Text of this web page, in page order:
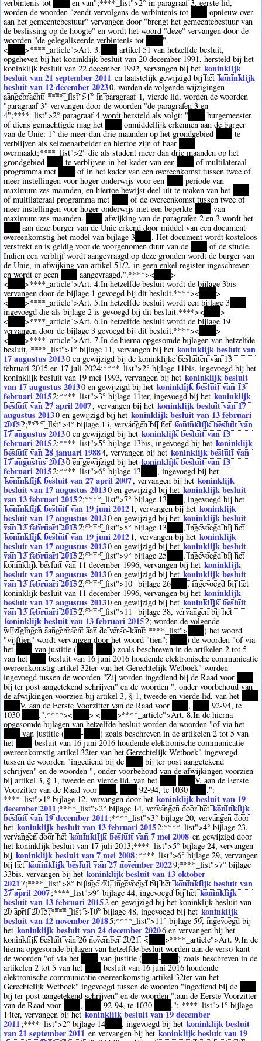
verbintenis tot
en van";**** _list">2° in paragraaf 3, eerste lid,
worden de woorden "zendt vervolgens de verbintenis tot
opnieuw over
aan het gemeentebestuur" vervangen door "brengt het gemeentebestuur van
de beslissing op de hoogte" en wordt het woord "deze" vervangen door de
woorden "de gelegaliseerde verbintenis tot
".
<
>**** _article">Art. 3.
artikel 51 van hetzelfde besluit,
opgeheven bij het koninklijk besluit van 20 december 1991, hersteld bij het
koninklijk besluit van 22 december 1992, vervangen bij het koninklijk
besluit van 21 september 2011 en laatstelijk gewijzigd bij hetkoninklijk
besluit van 12 december 20230, worden de volgende wijzigingen
aangebracht:****_list">1° in paragraaf 1, vierde lid, worden de woorden
"paragraaf 3" vervangen door de woorden "de paragrafen 3 en
4";**** _list">2° paragraaf 4 wordt hersteld als volgt: "
burgemeester
of diens gemachtigde mag het
onmiddellijk erkennen aan de burger
van de Unie: 1° die meer dan drie maanden op het grondgebied
te
verblijven als seizoenarbeider en hiertoe zijn of haar
overmaakt;**** _list">2° die als student meer dan drie maanden op het
grondgebied
te verblijven in het kader van een
of multilateraal
programma met
of in het kader van een overeenkomst tussen twee of
meer instellingen voor hoger onderwijs voor een
periode van
maximum zes maanden, en hiertoe bewijst deel uit te maken van het
of multilateraal programma met
of de overeenkomst tussen twee of
meer instellingen voor hoger onderwijs met een beperkte
van
maximum zes maanden.
afwijking van de paragrafen 2 en 3 wordt het
aan deze burger van de Unie erkend door middel van een document
overeenkomstig het model van bijlage 3
. Het document wordt kosteloos
verstrekt en is geldig voor de voorgenomen duur van de
of de studie.
Indien een verblijf wordt aangevraagd op deze gronden wordt de burger van
de Unie, in afwijking van artikel 51/2, in geen enkel register ingeschreven
en wordt er geen
aangevraagd.".****><
>
<
>**** _article">Art. 4.In hetzelfde besluit wordt de bijlage 3bis
vervangen door de bijlage 1 gevoegd bij dit besluit.****><
>
<
>**** _article">Art. 5.In hetzelfde besluit wordt een bijlage 3
ingevoegd die als bijlage 2 is gevoegd bij dit besluit.****><
>
<
>**** _article">Art. 6.In hetzelfde besluit wordt de bijlage 19
vervangen door de bijlage 3 gevoegd bij dit besluit.****><
>
<
>**** _article">Art. 7.In de hierna opgesomde bijlagen van hetzelfde
besluit, **** _list">1° bijlage 11, vervangen bij het koninklijk besluit van
17 augustus 20130 en gewijzigd bij de koninklijke besluiten van 13
februari 2015 en 17 juli 2024;**** _list">2° bijlage 11bis, ingevoegd bij het
koninklijk besluit van 19 mei 1993, vervangen bij het koninklijk besluit
van 17 augustus 20130 en gewijzigd bij het koninklijk besluit van 13
februari 20152;****_list">3° bijlage 11ter, ingevoegd bij hetkoninklijk
besluit van 27 april 2007, vervangen bij het koninklijk besluit van 17
augustus 20130en gewijzigd bij het koninklijk besluit van 13 februari
20152;****_list">4° bijlage 13, vervangen bij hetkoninklijk besluit van
17 augustus 20130 en gewijzigd bij het koninklijk besluit van 13
februari 20152;**** _list">5° bijlage 13bis, ingevoegd bij hetkoninklijk
besluit van 28 januari 19884, vervangen bij het koninklijk besluit van
17 augustus 20130en gewijzigd bij het koninklijk besluit van 13
februari 20152;**** _list">6° bijlage 13 ****, ingevoegd bij het
koninklijk besluit van 27 april 2007, vervangen bij het koninklijk
besluit van 17 augustus 20130en gewijzigd bij het koninklijk besluit
van 13 februari 20152;****_list">7° bijlage 13 ****, ingevoegd bij het
koninklijk besluit van 19 juni 2012 1, vervangen bij het koninklijk
besluit van 17 augustus 20130en gewijzigd bij het koninklijk besluit
van 13 februari 20152;****_list">8° bijlage 13 ****, ingevoegd bij het
koninklijk besluit van 19 juni 2012 1, vervangen bij het koninklijk
besluit van 17 augustus 20130en gewijzigd bij het koninklijk besluit
van 13 februari 20152;****_list">9° bijlage 25 ****, ingevoegd bij het
koninklijk besluit van 11 december 1996, vervangen bij het koninklijk
besluit van 17 augustus 20130 en gewijzigd bij het koninklijk besluit
van 13 februari 20152;****_list">10° bijlage 26 ****, ingevoegd bij het
koninklijk besluit van 11 december 1996, vervangen bij het koninklijk
besluit van 17 augustus 20130 en gewijzigd bij het koninklijk besluit
van 13 februari 20152;****_list">11° bijlage 38, vervangen bij het
koninklijk besluit van 13 februari 20152; worden de volgende
wijzigingen aangebracht aan de verso-kant: **** _list"> ****) het woord
"vijftien" wordt vervangen door het woord "tien";
****) de woorden "of via
het
van justitie ( ****- ****) zoals beschreven in de artikelen 2 tot 5
van het
besluit van 16 juni 2016 houdende elektronische communicatie
overeenkomstig artikel 32ter van het Gerechtelijk Wetboek" worden
ingevoegd tussen de woorden "Zij worden ingediend bij de Raad voor
bij ter post aangetekend schrijven" en de woorden ", onder voorbehoud van
de afwijkingen voorzien bij artikel 3, § 1, tweede en vierde lid, van het
****V, aan de Eerste Voorzitter van de Raad voor ****,
92-94, te
1030
.".****>< > < >**** _article">Art. 8.In de hierna
opgesomde bijlagen van hetzelfde besluit worden de woorden "of via het
van justitie ( ****- ****) zoals beschreven in de artikelen 2 tot 5 van
het
besluit van 16 juni 2016 houdende elektronische communicatie
overeenkomstig artikel 32ter van het Gerechtelijk Wetboek" ingevoegd
tussen de woorden "ingediend bij de
bij ter post aangetekend
schrijven" en de woorden ", onder voorbehoud van de afwijkingen voorzien
bij artikel 3, § 1, tweede en vierde lid, van het
****V, aan de Eerste
Voorzitter van de Raad voor
****, 92-94, te 1030
.":
**** _list">1° bijlage 12, vervangen door het koninklijk besluit van 19
december 2011;**** _list">2° bijlage 14, vervangen door hetkoninklijk
besluit van 19 december 2011;**** _list">3° bijlage 20, vervangen door
hetkoninklijk besluit van 13 februari 20152;**** _list">4° bijlage 23,
vervangen door hetkoninklijk besluit van 7 mei 2008 en gewijzigd door
het koninklijk besluit van 17 juli 2013;****_list">5° bijlage 24, vervangen
bij koninklijk besluit van 7 mei 2008;**** _list">6° bijlage 29, vervangen
bij hetkoninklijk besluit van 27 november 20229;**** _list">7° bijlage
33bis, vervangen bij hetkoninklijk besluit van 13 oktober
20217;**** _list">8° bijlage 40, ingevoegd bij hetkoninklijk besluit van
27 april 2007;**** _list">9° bijlage 44, ingevoegd bij hetkoninklijk
besluit van 13 februari 20152 en gewijzigd bij het koninklijk besluit van
20 april 2015;****_list">10° bijlage 48, ingevoegd bij het koninklijk
besluit van 12 november 20185;**** _list">11° bijlage 59, ingevoegd bij
hetkoninklijk besluit van 24 december 20206 en vervangen bij het
koninklijk besluit van 26 november 2021. <
>**** _article">Art. 9.In de
hierna opgesomde bijlagen van hetzelfde besluit worden aan de verso-kant
de woorden "of via het
van justitie ( ****- ****) zoals beschreven in de
artikelen 2 tot 5 van het
besluit van 16 juni 2016 houdende
elektronische communicatie overeenkomstig artikel 32ter van het
Gerechtelijk Wetboek" ingevoegd tussen de woorden "ingediend bij de
bij ter post aangetekend schrijven" en de woorden ",aan de Eerste Voorzitter
van de Raad voor
****, 92-94, te 1030 .": **** _list">1° bijlage
14ter, vervangen bij het koninklijk besluit van 19 december
2011;**** _list">2° bijlage 14 ****, ingevoegd bij hetkoninklijk besluit
van 21 september 2011 en vervangen bij het koninklijk besluit van 19